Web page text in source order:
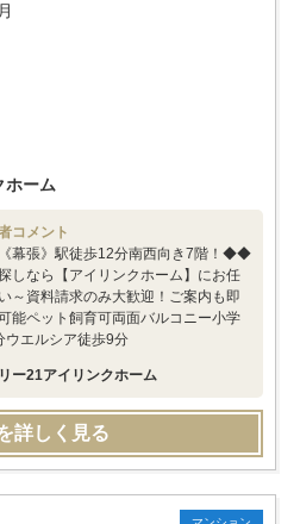
ホーム
コメント
幕張》駅徒歩12分南西向き7階！◆◆
しなら【アイリンクホーム】にお任
～資料請求のみ大歓迎！ご案内も即
能ペット飼育可両面バルコニー小学
ウエルシア徒歩9分
ー21アイリンクホーム
詳しく見る